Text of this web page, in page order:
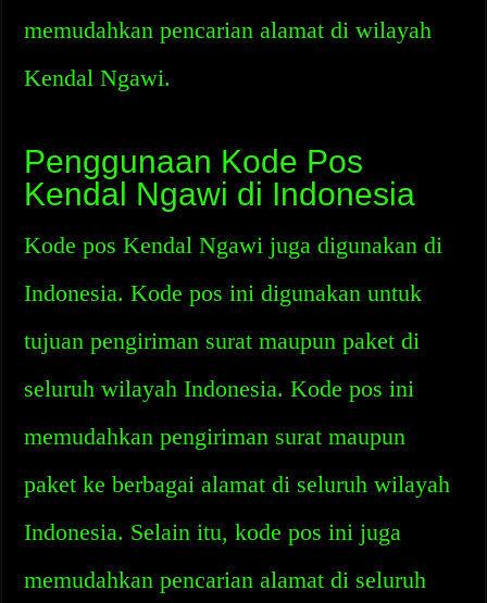
memudahkan pencarian alamat di wilayah
Kendal Ngawi.
Penggunaan Kode Pos
Kendal Ngawi di Indonesia
Kode pos Kendal Ngawi juga digunakan di
Indonesia. Kode pos ini digunakan untuk
tujuan pengiriman surat maupun paket di
seluruh wilayah Indonesia. Kode pos ini
memudahkan pengiriman surat maupun
paket ke berbagai alamat di seluruh wilayah
Indonesia. Selain itu, kode pos ini juga
memudahkan pencarian alamat di seluruh